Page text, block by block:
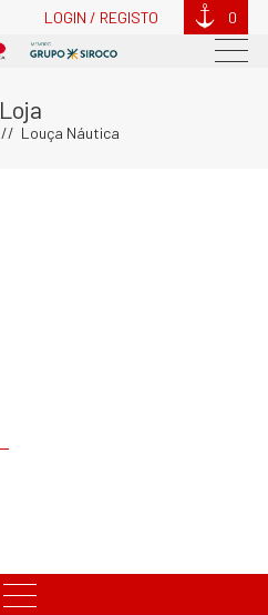
LOGIN / REGISTO 0
Loja
Louça Náutica